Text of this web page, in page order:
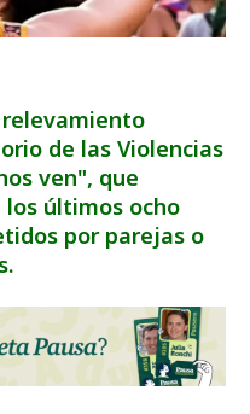
de las Violencias
ven", que
los últimos ocho
por parejas o